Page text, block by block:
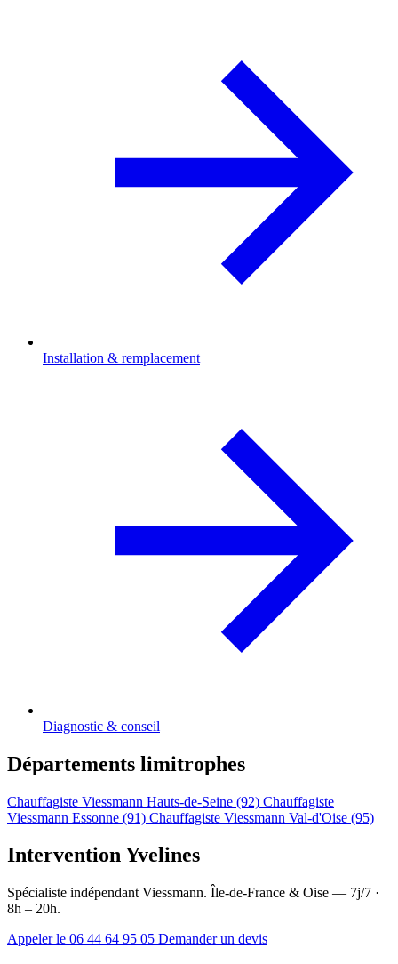
Installation & remplacement
Diagnostic & conseil
Départements limitrophes
Chauffagiste Viessmann Hauts-de-Seine (92) Chauffagiste
Viessmann Essonne (91) Chauffagiste Viessmann Val-d'Oise (95)
Intervention Yvelines
Spécialiste indépendant Viessmann. Île-de-France & Oise — 7j/7 ·
8h – 20h.
Appeler le 06 44 64 95 05 Demander un devis